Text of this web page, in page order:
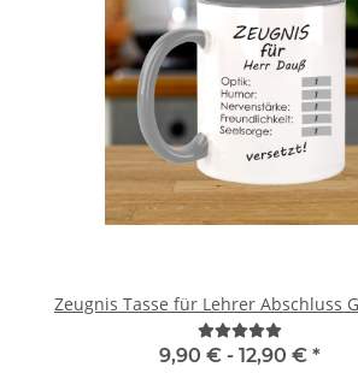
Zeugnis Tasse für Lehrer Abschluss
9,90 € - 12,90 € *